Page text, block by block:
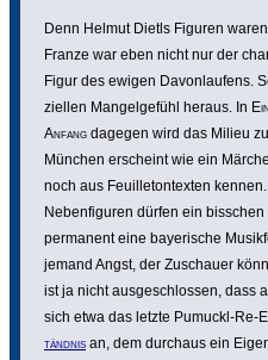
Denn Helmut Dietls Figuren
Franze war eben nicht nur der
Figur des ewigen Davon­lau­fens.
zi­ellen Mangel­ge­fühl heraus. In
Anfang dagegen wird das Milieu
München erscheint wie ein
noch aus Feuil­le­ton­texten
Neben­fi­guren dürfen ein
permanent eine baye­ri­sche
jemand Angst, der Zuschauer
ist ja nicht ausge­schlossen, dass
sich etwa das letzte Pumuckl-Re-
tändnis an, dem durchaus ein